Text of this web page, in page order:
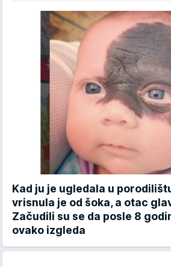
Kad ju je ugledala u
vrisnula je od šoka, a otac
Začudili su se da posle 8
ovako izgleda